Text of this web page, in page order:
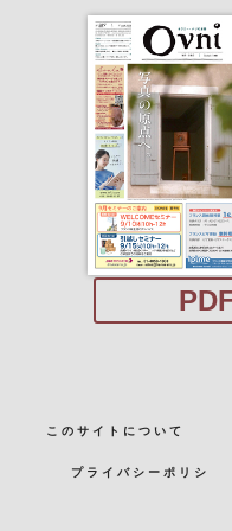
このサイトについて
プライバシーポリシ